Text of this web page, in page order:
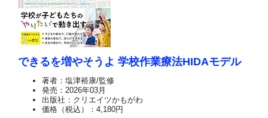
できるを増やそうよ 学校作業療法HIDAモデル
著者：塩津裕康/監修
発売：2026年03月
出版社：クリエイツかもがわ
価格（税込）：4,180円